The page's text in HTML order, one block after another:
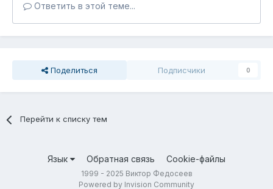
Ответить в этой теме...
Поделиться Подписчики 0
Перейти к списку тем
Язык Обратная связь Cookie-файлы
1999 - 2025 Виктор Федосеев
Powered by Invision Community